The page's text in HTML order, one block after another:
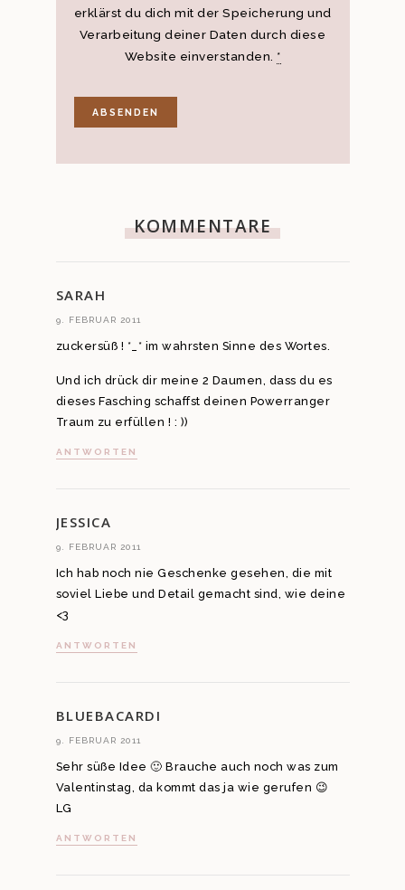
erklärst du dich mit der Speicherung und
Verarbeitung deiner Daten durch diese
Website einverstanden. *
KOMMENTARE
SARAH
9. FEBRUAR 2011
zuckersüß ! *_* im wahrsten Sinne des Wortes.
Und ich drück dir meine 2 Daumen, dass du es
dieses Fasching schaffst deinen Powerranger
Traum zu erfüllen ! : ))
ANTWORTEN
JESSICA
9. FEBRUAR 2011
Ich hab noch nie Geschenke gesehen, die mit
soviel Liebe und Detail gemacht sind, wie deine
<3
ANTWORTEN
BLUEBACARDI
9. FEBRUAR 2011
Sehr süße Idee 🙂 Brauche auch noch was zum
Valentinstag, da kommt das ja wie gerufen 😉
LG
ANTWORTEN